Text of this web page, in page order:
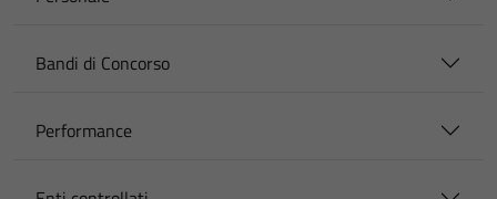
Bandi di Concorso
Performance